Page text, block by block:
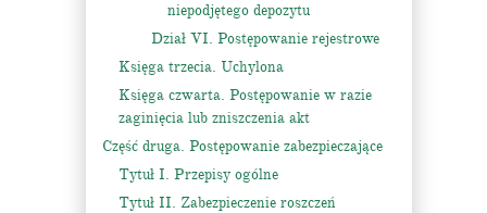
niepodjętego depozytu
Dział VI. Postępowanie rejestrowe
Księga trzecia. Uchylona
Księga czwarta. Postępowanie w razie
zaginięcia lub zniszczenia akt
Część druga. Postępowanie zabezpieczające
Tytuł I. Przepisy ogólne
Tytuł II. Zabezpieczenie roszczeń